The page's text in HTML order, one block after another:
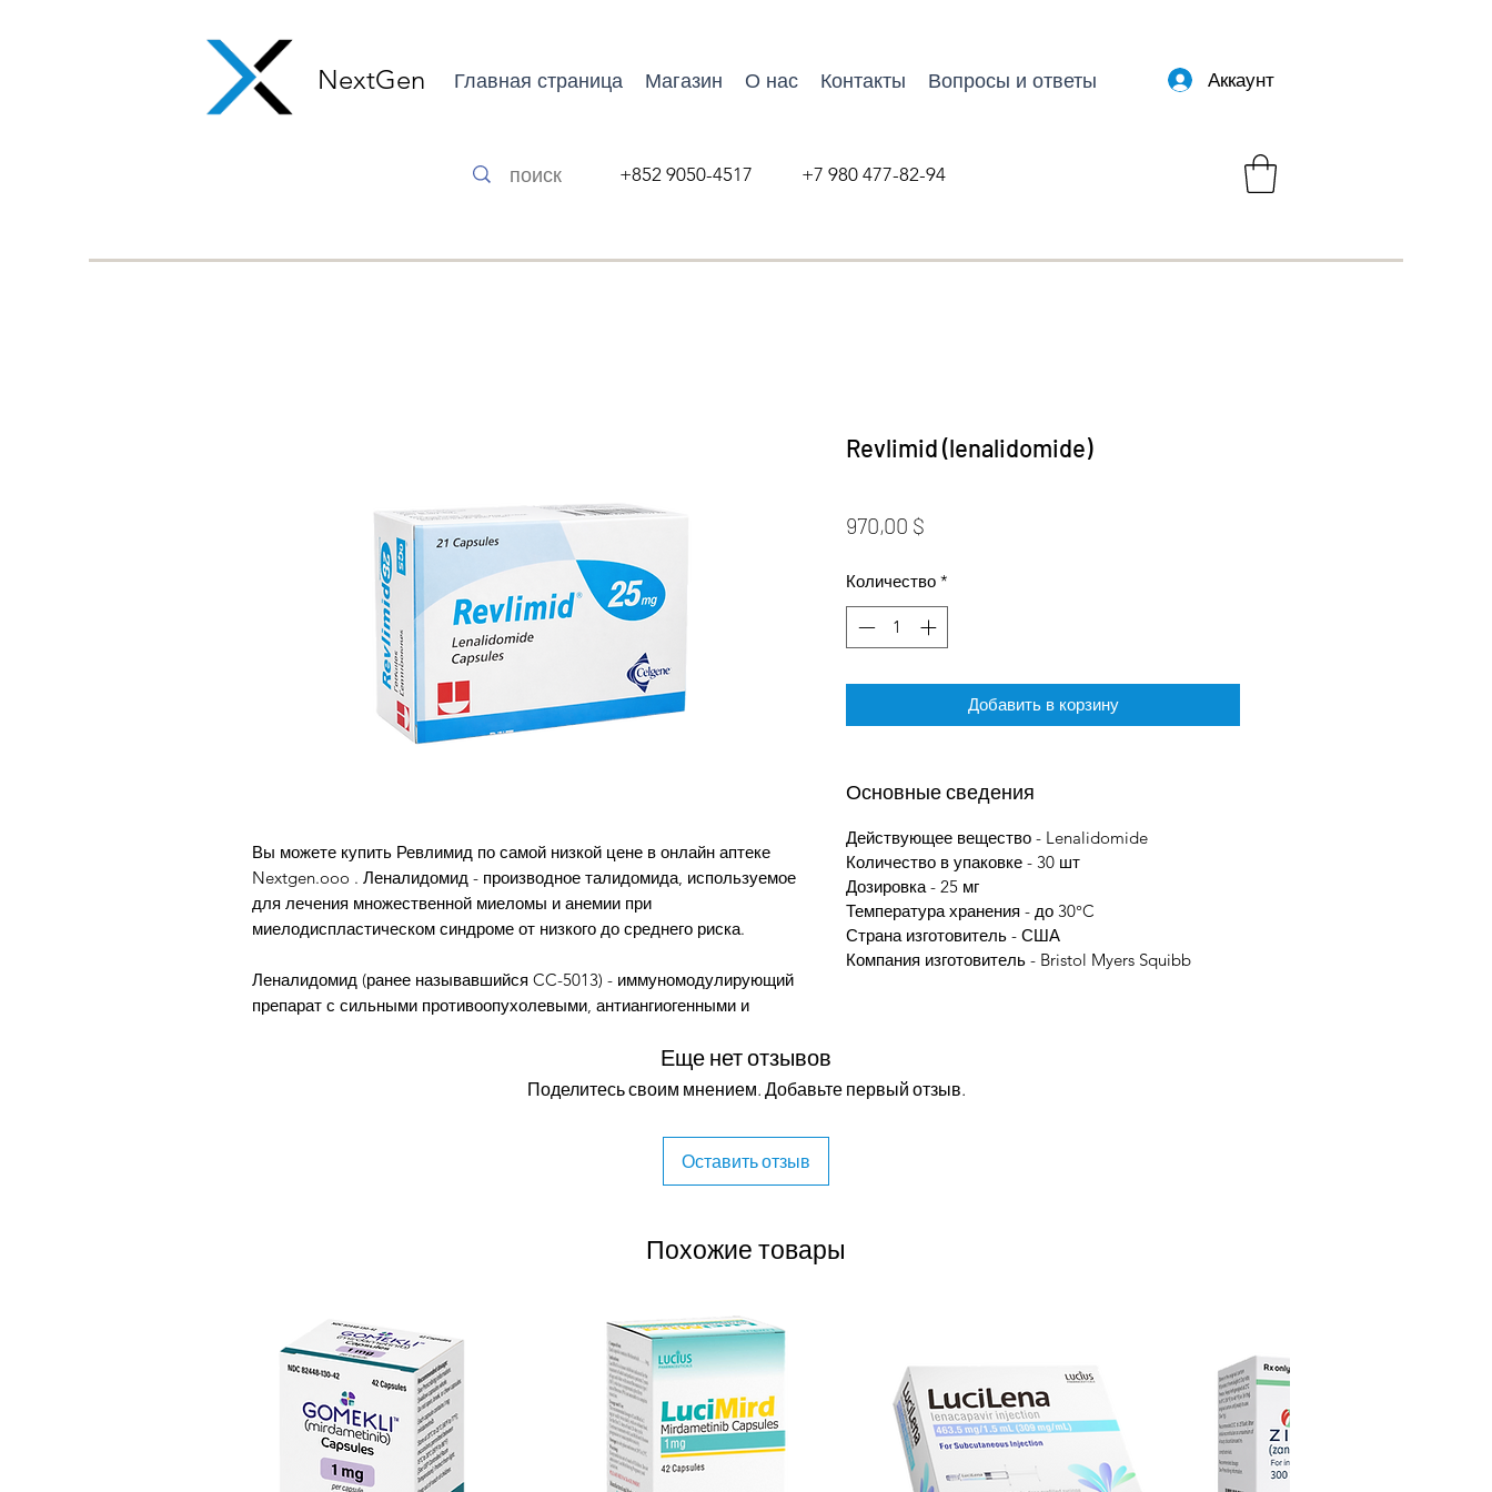
NextGen Главная страница Магазин О нас Контакты Вопросы и ответы Аккаунт
+852 9050-4517 +7 980 477-82-94
Вы можете купить Ревлимид по самой низкой цене в онлайн аптеке
Nextgen.ooo . Леналидомид - производное талидомида, используемое
для лечения множественной миеломы и анемии при
миелодиспластическом синдроме от низкого до среднего риска.
Леналидомид (ранее называвшийся CC-5013) - иммуномодулирующий
препарат с сильными противоопухолевыми, антиангиогенными и
талидомида и, как и талидомид, леналидомид существует в виде
рацемической смеси активных форм S (-) и R (+). Однако леналидомид
побочными эффектами и токсичностью. Талидомид и его аналоги,
включая леналидомид, относятся к иммуномодулирующим имидным
препаратам (также известным как модуляторы цереблонов), которые
различные механизмы действия, которые способствуют гибели
виде пероральных капсул, леналидомид одобрен FDA и ЕС для
лечения множественной миеломы, миелодиспластических синдромов,
лимфомы из клеток мантии, фолликулярной лимфомы и лимфомы
маргинальной зоны у отдельных пациентов.
Revlimid (lenalidomide)
970,00 $
Количество *
Добавить в корзину
Основные сведения
Действующее вещество - Lenalidomide
Количество в упаковке - 30 шт
Дозировка - 25 мг
Температура хранения - до 30°C
Страна изготовитель - США
Компания изготовитель - Bristol Myers Squibb
Еще нет отзывов
Поделитесь своим мнением. Добавьте первый отзыв.
Оставить отзыв
Похожие товары